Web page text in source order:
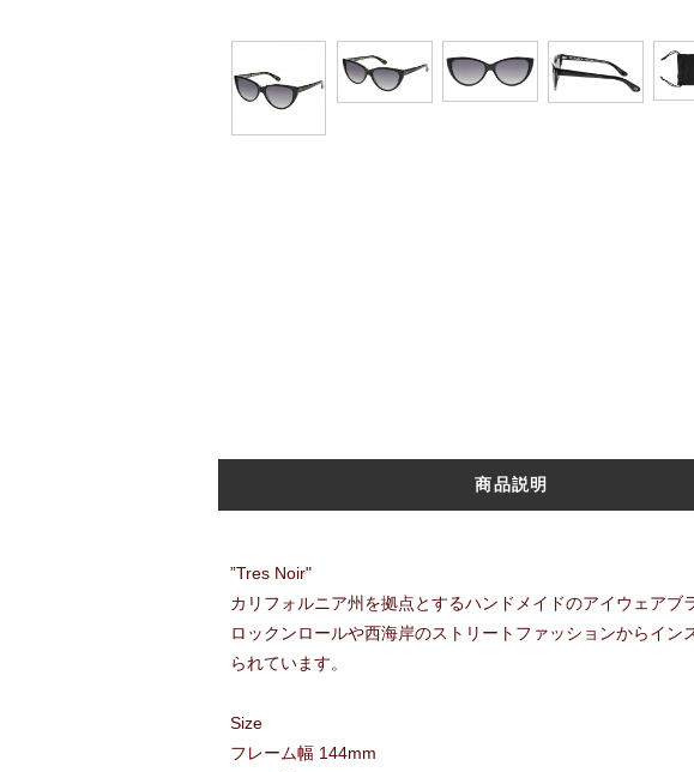
商品説明
”Tres Noir"
カリフォルニア州を拠点とするハンドメイドのアイウェアブ
ロックンロールや西海岸のストリートファッションからイ
られています。
Size
フレーム幅 144mm